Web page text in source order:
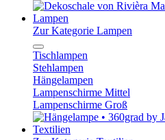
Lampen
Zur Kategorie Lampen
Tischlampen
Stehlampen
Hängelampen
Lampenschirme Mittel
Lampenschirme Groß
Textilien